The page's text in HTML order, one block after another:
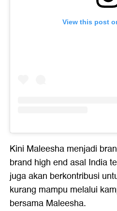
View this post
Kini Maleesha menjadi
brand high end asal India
juga akan berkontribusi
kurang mampu melalui
bersama Maleesha.